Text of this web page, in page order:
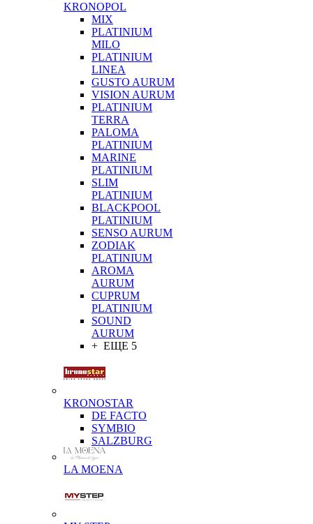
KRONOPOL
MIX
PLATINIUM
MILO
PLATINIUM
LINEA
GUSTO AURUM
VISION AURUM
PLATINIUM
TERRA
PALOMA
PLATINIUM
MARINE
PLATINIUM
SLIM
PLATINIUM
BLACKPOOL
PLATINIUM
SENSO AURUM
ZODIAK
PLATINIUM
AROMA
AURUM
CUPRUM
PLATINIUM
SOUND
AURUM
+ ЕЩЕ 5
KRONOSTAR
DE FACTO
SYMBIO
SALZBURG
LA MOENA